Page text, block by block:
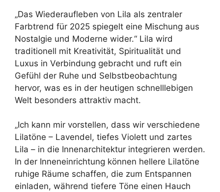
„Das Wiederaufleben von Lila als zentraler
Farbtrend für 2025 spiegelt eine Mischung aus
Nostalgie und Moderne wider.“ Lila wird
traditionell mit Kreativität, Spiritualität und
Luxus in Verbindung gebracht und ruft ein
Gefühl der Ruhe und Selbstbeobachtung
hervor, was es in der heutigen schnelllebigen
Welt besonders attraktiv macht.
„Ich kann mir vorstellen, dass wir verschiedene
Lilatöne – Lavendel, tiefes Violett und zartes
Lila – in die Innenarchitektur integrieren werden.
In der Inneneinrichtung können hellere Lilatöne
ruhige Räume schaffen, die zum Entspannen
einladen, während tiefere Töne einen Hauch